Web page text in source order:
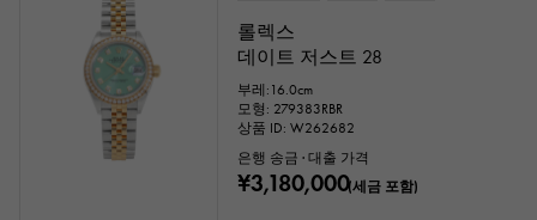
롤렉스
데이트 저스트 28
부레:16.0cm
모형: 279383RBR
상품 ID: W262682
은행 송금 · 대출 가격
¥3,180,000(세금 포함)